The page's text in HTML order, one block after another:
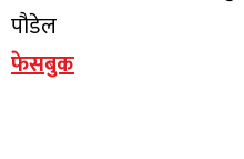
पौडेल
फेसबुक